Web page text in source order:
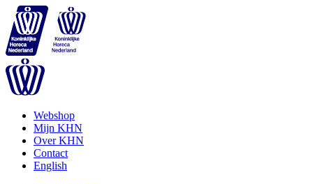
Webshop
Mijn KHN
Over KHN
Contact
English